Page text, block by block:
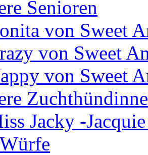
Senioren
von Sweet
von Sweet
von Sweet
Jacky -